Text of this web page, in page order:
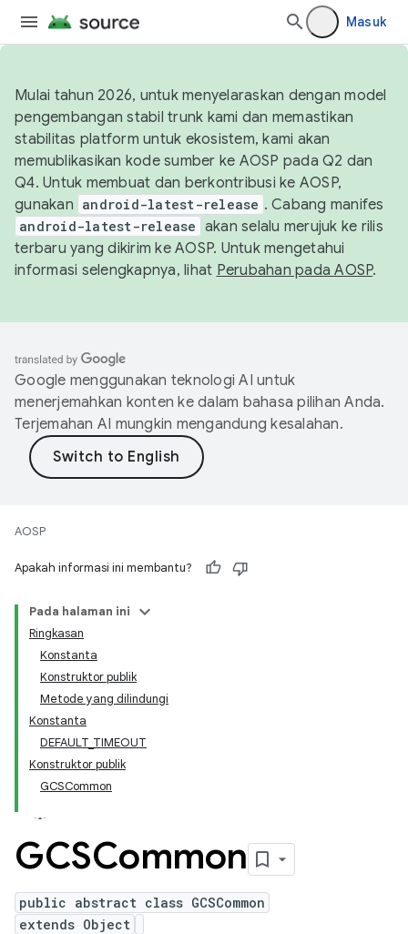
Masuk
Mulai tahun 2026, untuk menyelaraskan dengan model
pengembangan stabil trunk kami dan memastikan
stabilitas platform untuk ekosistem, kami akan
memublikasikan kode sumber ke AOSP pada Q2 dan
Q4. Untuk membuat dan berkontribusi ke AOSP,
gunakan android-latest-release . Cabang manifes
android-latest-release akan selalu merujuk ke rilis
terbaru yang dikirim ke AOSP. Untuk mengetahui
informasi selengkapnya, lihat Perubahan pada AOSP.
Google menggunakan teknologi AI untuk
menerjemahkan konten ke dalam bahasa pilihan Anda.
Terjemahan AI mungkin mengandung kesalahan.
AOSP
Apakah informasi ini membantu?
Pada halaman ini
Ringkasan
Konstanta
Konstruktor publik
Metode yang dilindungi
Konstanta
DEFAULT_TIMEOUT
Konstruktor publik
GCSCommon
GCSCommon
public abstract class GCSCommon
extends Object